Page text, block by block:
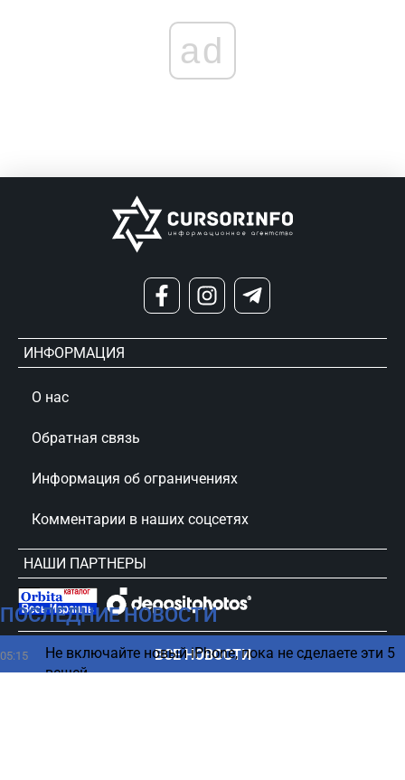
ПОСЛЕДНИЕ НОВОСТИ
05:15
Не включайте новый iPhone, пока не сделаете эти 5
вещей
ВСЕ НОВОСТИ
ad
ИНФОРМАЦИЯ
О нас
Обратная связь
Информация об ограничениях
Комментарии в наших соцсетях
НАШИ ПАРТНЕРЫ
сursorinfo.co.il © Все права защищены